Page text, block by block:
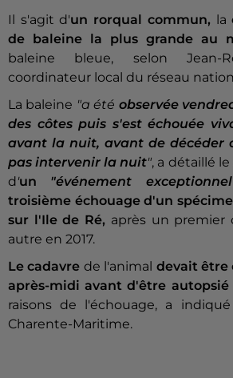
Il s'agit d'un rorqual commun, la
de baleine la plus grande au
baleine bleue, selon Jean-
coordinateur local du réseau
La baleine "a été observée
des côtes puis s'est échouée
avant la nuit, avant de décéder
pas intervenir la nuit", a détaillé
d 'un "événement
troisième échouage d'un
sur l'Ile de Ré, après un premier
autre en 2017.
Le cadavre de l'animal devait être
après-midi avant d'être autopsié
raisons de l'échouage, a
Charente-Maritime.